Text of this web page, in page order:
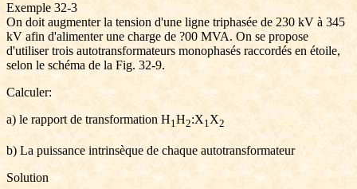
Exemple 32-3
On doit augmenter la tension d'une ligne triphasée de 230 kV à 345
kV afin d'alimenter une charge de ?00 MVA. On se propose
d'utiliser trois autotransformateurs monophasés raccordés en étoile,
selon le schéma de la Fig. 32-9.
Calculer:
a) le rapport de transformation H1H2:X1X2
b) La puissance intrinsèque de chaque autotransformateur
Solution